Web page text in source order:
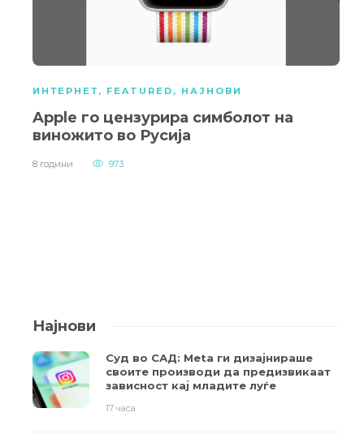
ИНТЕРНЕТ, FEATURED , НАЈНОВИ
Apple го цензурира симболот на
виножито во Русија
8 години 973
Најнови
Суд во САД: Meta ги дизајнираше
своите производи да предизвикаат
зависност кај младите луѓе
17 часа